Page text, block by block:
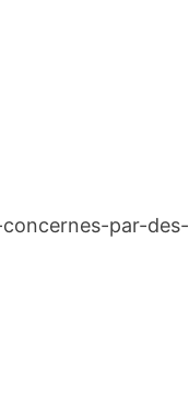
par-des-